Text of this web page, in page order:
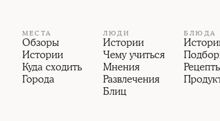
МЕСТА
Обзоры
Истории
Куда сходить
Города
ЛЮДИ
Истории
Чему учиться
Мнения
Развлечения
Блиц
БЛЮДА